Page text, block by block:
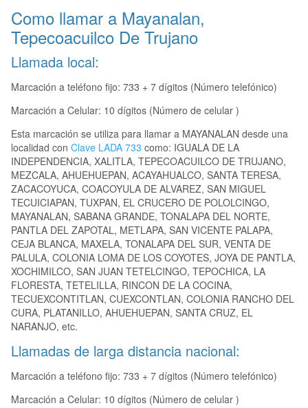
Como llamar a Mayanalan,
Tepecoacuilco De Trujano
Llamada local:
Marcación a teléfono fijo: 733 + 7 dígitos (Número telefónico)
Marcación a Celular: 10 dígitos (Número de celular )
Esta marcación se utiliza para llamar a MAYANALAN desde una
localidad con Clave LADA 733 como: IGUALA DE LA
INDEPENDENCIA, XALITLA, TEPECOACUILCO DE TRUJANO,
MEZCALA, AHUEHUEPAN, ACAYAHUALCO, SANTA TERESA,
ZACACOYUCA, COACOYULA DE ALVAREZ, SAN MIGUEL
TECUICIAPAN, TUXPAN, EL CRUCERO DE POLOLCINGO,
MAYANALAN, SABANA GRANDE, TONALAPA DEL NORTE,
PANTLA DEL ZAPOTAL, METLAPA, SAN VICENTE PALAPA,
CEJA BLANCA, MAXELA, TONALAPA DEL SUR, VENTA DE
PALULA, COLONIA LOMA DE LOS COYOTES, JOYA DE PANTLA,
XOCHIMILCO, SAN JUAN TETELCINGO, TEPOCHICA, LA
FLORESTA, TETELILLA, RINCON DE LA COCINA,
TECUEXCONTITLAN, CUEXCONTLAN, COLONIA RANCHO DEL
CURA, PLATANILLO, AHUEHUEPAN, SANTA CRUZ, EL
NARANJO, etc.
Llamadas de larga distancia nacional:
Marcación a teléfono fijo: 733 + 7 dígitos (Número telefónico)
Marcación a Celular: 10 dígitos (Número de celular )